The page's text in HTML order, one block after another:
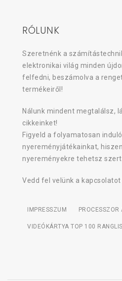
RÓLUNK
Szeretnénk a
elektronikai világ minden
felfedni, beszámolva a
termékeiről!
Nálunk mindent megtalálsz,
cikkeinket!
Figyeld a folyamatosan induló
nyereményjátékainkat,
nyereményekre tehetsz
Vedd fel velünk a kapcsolatot
IMPRESSZUM
VIDEÓKÁRTYA TOP 100